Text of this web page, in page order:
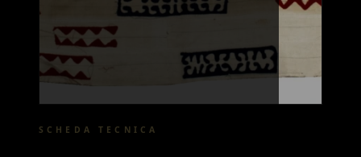
SCHEDA TECNICA